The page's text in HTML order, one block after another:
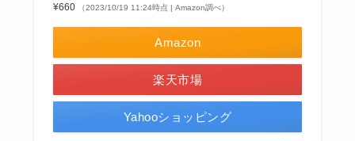
¥660 （2023/10/19 11:24時点 | Amazon調べ）
Amazon
楽天市場
Yahooショッピング